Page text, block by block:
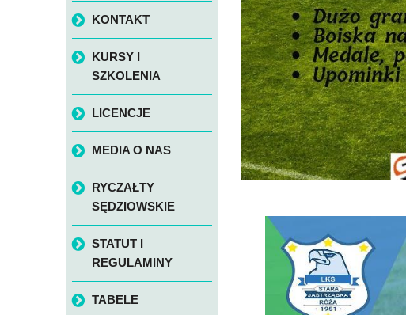
KONTAKT
KURSY I
SZKOLENIA
LICENCJE
MEDIA O NAS
RYCZAŁTY
SĘDZIOWSKIE
STATUT I
REGULAMINY
TABELE